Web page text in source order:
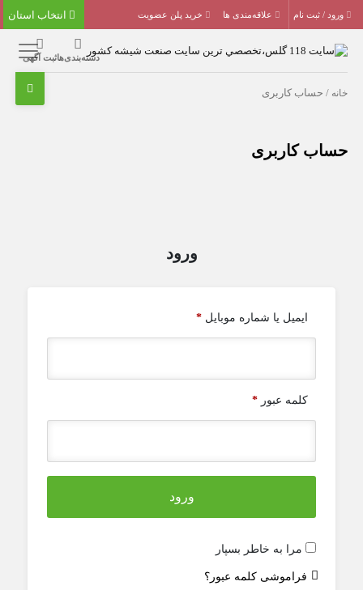
ورود / ثبت نام علاقه‌مندی ها خرید پلن عضویت
دسته‌بندی‌هاثبت آگهی
خانه/ حساب کاربری
حساب کاربری
ورود
ایمیل یا شماره موبایل*
کلمه عبور*
ورود
مرا به خاطر بسپار
فراموشی کلمه عبور؟